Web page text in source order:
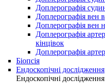
Доплерографія
Доплерографія вен
Доплерографія вен
Доплерографія
кінцівок
Доплерографія
Біопсія
Ендоскопічні дослідження
Ендоскопічні дослідження